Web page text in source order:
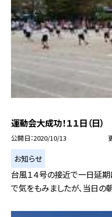
運動会大成功！１１日（日）
公開日 2020/10/13
お知らせ
台風１４号の接近で一日延
で気をもみましたが、当日の